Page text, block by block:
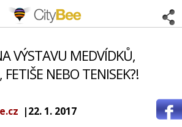
CityBee
VÝSTAVU MEDVÍDKŮ,
NEBO TENISEK?!
|22. 1. 2017